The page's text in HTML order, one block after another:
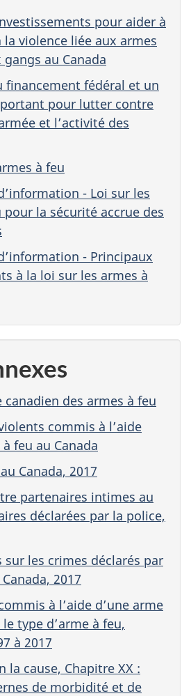
pour aider à
violence liée aux armes
au Canada
financement fédéral et un
pour lutter contre
et l’activité des
à feu
- Loi sur les
pour la sécurité accrue des
- Principaux
à la loi sur les armes à
canadien des armes à feu
commis à l’aide
feu au Canada
Canada, 2017
partenaires intimes au
déclarées par la police,
sur les crimes déclarés par
2017
à l’aide d’une arme
type d’arme à feu,
à 2017
la cause, Chapitre XX :
de morbidité et de